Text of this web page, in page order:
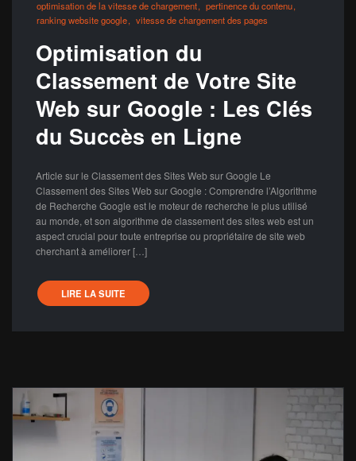
optimisation de la vitesse de chargement
pertinence du contenu
ranking website google
vitesse de chargement des pages
Optimisation du
Classement de Votre Site
Web sur Google : Les Clés
du Succès en Ligne
Article sur le Classement des Sites Web sur Google Le
Classement des Sites Web sur Google : Comprendre l’Algorithme
de Recherche Google est le moteur de recherche le plus utilisé
au monde, et son algorithme de classement des sites web est un
aspect crucial pour toute entreprise ou propriétaire de site web
cherchant à améliorer […]
LIRE LA SUITE